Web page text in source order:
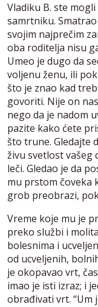
Vladiku B. ste
samrtniku.
svojim najprečim
oba roditelja nisu
Umeo je dugo da
voljenu ženu, ili
što je znao kad
govoriti. Nije on
nego da je nadom
pazite kako ćete
što trune. Gledajte
živu svetlost vašeg
leči. Gledao je da
mu prstom čoveka
grob preobrazi,
Vreme koje mu je
preko službi i
bolesnima i
od ucveljenih,
je okopavao vrt,
imao je isti izraz; i
obrađivati vrt. “Um